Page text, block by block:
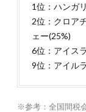
1位：ハンガ
2位：クロア
ェー(25%)
6位：アイス
9位：アイル
※参考：全国間税